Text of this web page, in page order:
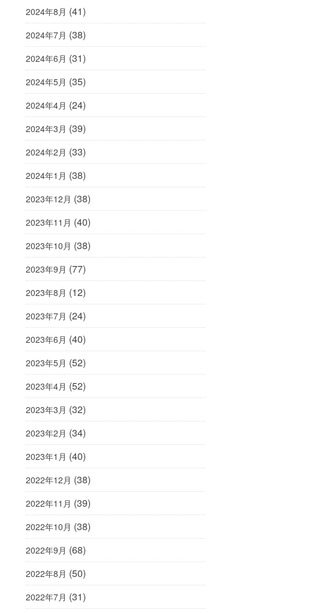
2024年8月 (41)
2024年7月 (38)
2024年6月 (31)
2024年5月 (35)
2024年4月 (24)
2024年3月 (39)
2024年2月 (33)
2024年1月 (38)
2023年12月 (38)
2023年11月 (40)
2023年10月 (38)
2023年9月 (77)
2023年8月 (12)
2023年7月 (24)
2023年6月 (40)
2023年5月 (52)
2023年4月 (52)
2023年3月 (32)
2023年2月 (34)
2023年1月 (40)
2022年12月 (38)
2022年11月 (39)
2022年10月 (38)
2022年9月 (68)
2022年8月 (50)
2022年7月 (31)